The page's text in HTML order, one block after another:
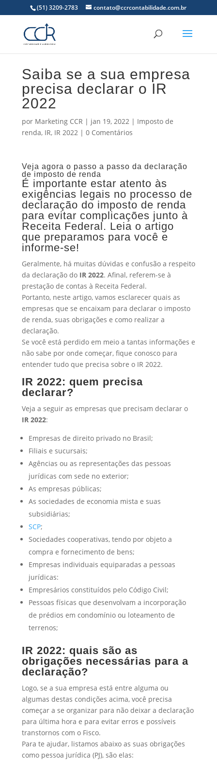
(51) 3209-2783 contato@ccrcontabilidade.com.br
Saiba se a sua empresa
precisa declarar o IR
2022
por Marketing CCR | jan 19, 2022| Imposto de
renda, IR, IR 2022| 0 Comentários
Veja agora o passo a passo da declaração
de imposto de renda
É importante estar atento às
exigências legais no processo de
declaração do imposto de renda
para evitar complicações junto à
Receita Federal. Leia o artigo
que preparamos para você e
informe-se!
Geralmente, há muitas dúvidas e confusão a respeito
da declaração do IR 2022. Afinal, referem-se à
prestação de contas à Receita Federal.
Portanto, neste artigo, vamos esclarecer quais as
empresas que se encaixam para declarar o imposto
de renda, suas obrigações e como realizar a
declaração.
Se você está perdido em meio a tantas informações e
não sabe por onde começar, fique conosco para
entender tudo que precisa sobre o IR 2022.
IR 2022: quem precisa
declarar?
Veja a seguir as empresas que precisam declarar o
IR 2022:
Empresas de direito privado no Brasil;
Filiais e sucursais;
Agências ou as representações das pessoas
jurídicas com sede no exterior;
As empresas públicas;
As sociedades de economia mista e suas
subsidiárias;
SCP;
Sociedades cooperativas, tendo por objeto a
compra e fornecimento de bens;
Empresas individuais equiparadas a pessoas
jurídicas:
Empresários constituídos pelo Código Civil;
Pessoas físicas que desenvolvam a incorporação
de prédios em condomínio ou loteamento de
terrenos;
IR 2022: quais são as
obrigações necessárias para a
declaração?
Logo, se a sua empresa está entre alguma ou
algumas destas condições acima, você precisa
começar a se organizar para não deixar a declaração
para última hora e para evitar erros e possíveis
transtornos com o Fisco.
Para te ajudar, listamos abaixo as suas obrigações
como pessoa jurídica (PJ), são elas: